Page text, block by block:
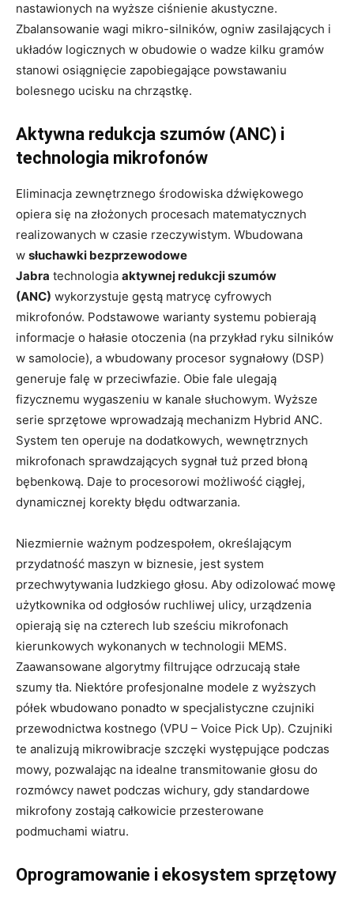
nastawionych na wyższe ciśnienie akustyczne.
Zbalansowanie wagi mikro-silników, ogniw zasilających i
układów logicznych w obudowie o wadze kilku gramów
stanowi osiągnięcie zapobiegające powstawaniu
bolesnego ucisku na chrząstkę.
Aktywna redukcja szumów (ANC) i
technologia mikrofonów
Eliminacja zewnętrznego środowiska dźwiękowego
opiera się na złożonych procesach matematycznych
realizowanych w czasie rzeczywistym. Wbudowana
w słuchawki bezprzewodowe
Jabra technologia aktywnej redukcji szumów
(ANC) wykorzystuje gęstą matrycę cyfrowych
mikrofonów. Podstawowe warianty systemu pobierają
informacje o hałasie otoczenia (na przykład ryku silników
w samolocie), a wbudowany procesor sygnałowy (DSP)
generuje falę w przeciwfazie. Obie fale ulegają
fizycznemu wygaszeniu w kanale słuchowym. Wyższe
serie sprzętowe wprowadzają mechanizm Hybrid ANC.
System ten operuje na dodatkowych, wewnętrznych
mikrofonach sprawdzających sygnał tuż przed błoną
bębenkową. Daje to procesorowi możliwość ciągłej,
dynamicznej korekty błędu odtwarzania.
Niezmiernie ważnym podzespołem, określającym
przydatność maszyn w biznesie, jest system
przechwytywania ludzkiego głosu. Aby odizolować mowę
użytkownika od odgłosów ruchliwej ulicy, urządzenia
opierają się na czterech lub sześciu mikrofonach
kierunkowych wykonanych w technologii MEMS.
Zaawansowane algorytmy filtrujące odrzucają stałe
szumy tła. Niektóre profesjonalne modele z wyższych
półek wbudowano ponadto w specjalistyczne czujniki
przewodnictwa kostnego (VPU – Voice Pick Up). Czujniki
te analizują mikrowibracje szczęki występujące podczas
mowy, pozwalając na idealne transmitowanie głosu do
rozmówcy nawet podczas wichury, gdy standardowe
mikrofony zostają całkowicie przesterowane
podmuchami wiatru.
Oprogramowanie i ekosystem sprzętowy